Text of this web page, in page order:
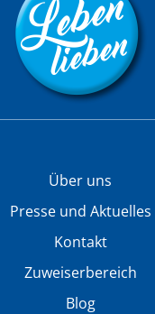
Über uns
Presse und Aktuelles
Kontakt
Zuweiserbereich
Blog